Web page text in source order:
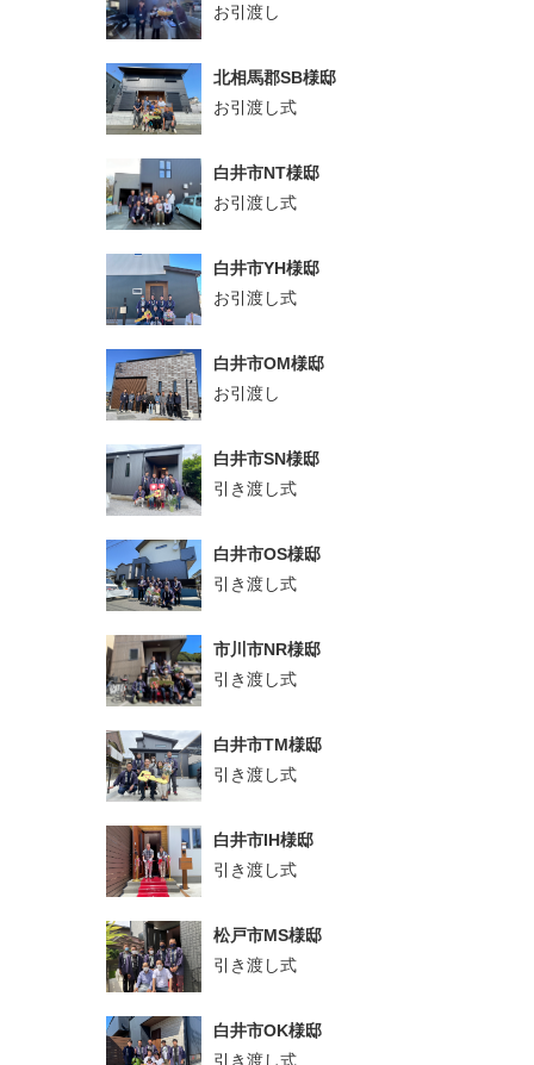
お引渡し
北相馬郡SB様邸
お引渡し式
白井市NT様邸
お引渡し式
白井市YH様邸
お引渡し式
白井市OM様邸
お引渡し
白井市SN様邸
引き渡し式
白井市OS様邸
引き渡し式
市川市NR様邸
引き渡し式
白井市TM様邸
引き渡し式
白井市IH様邸
引き渡し式
松戸市MS様邸
引き渡し式
白井市OK様邸
引き渡し式